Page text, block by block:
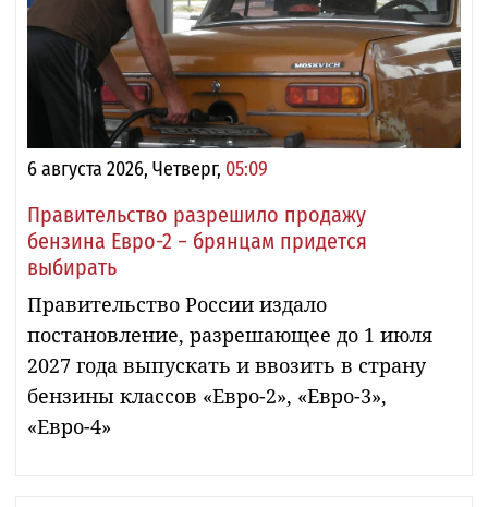
6 августа 2026, Четверг, 05:09
Правительство разрешило продажу
бензина Евро-2 − брянцам придется
выбирать
Правительство России издало
постановление, разрешающее до 1 июля
2027 года выпускать и ввозить в страну
бензины классов «Евро-2», «Евро-3»,
«Евро-4»